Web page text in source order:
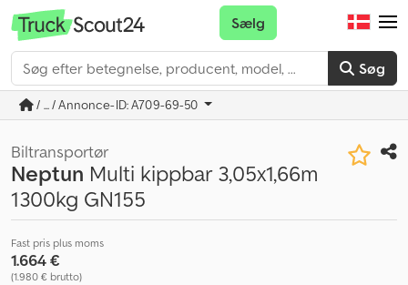
Søg
Sælg
/ ... / Annonce-ID: A709-69-50
Biltransportør
Neptun Multi kippbar 3,05x1,66m
1300kg GN155
Fast pris plus moms
1.664 €
(1.980 € brutto)